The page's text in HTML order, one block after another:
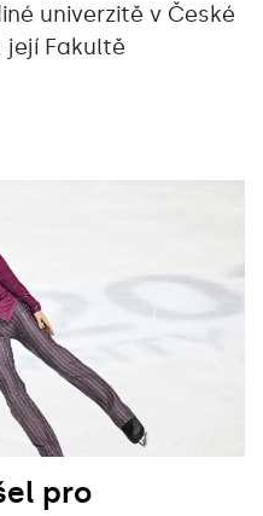
univerzitě v České
její Fakultě
pro